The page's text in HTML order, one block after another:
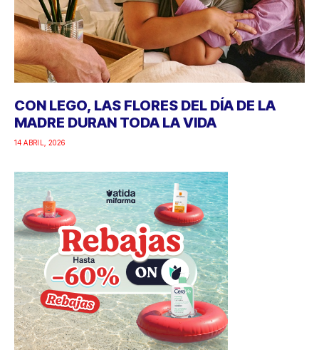
CON LEGO, LAS FLORES DEL DÍA DE LA
MADRE DURAN TODA LA VIDA
14 ABRIL, 2026